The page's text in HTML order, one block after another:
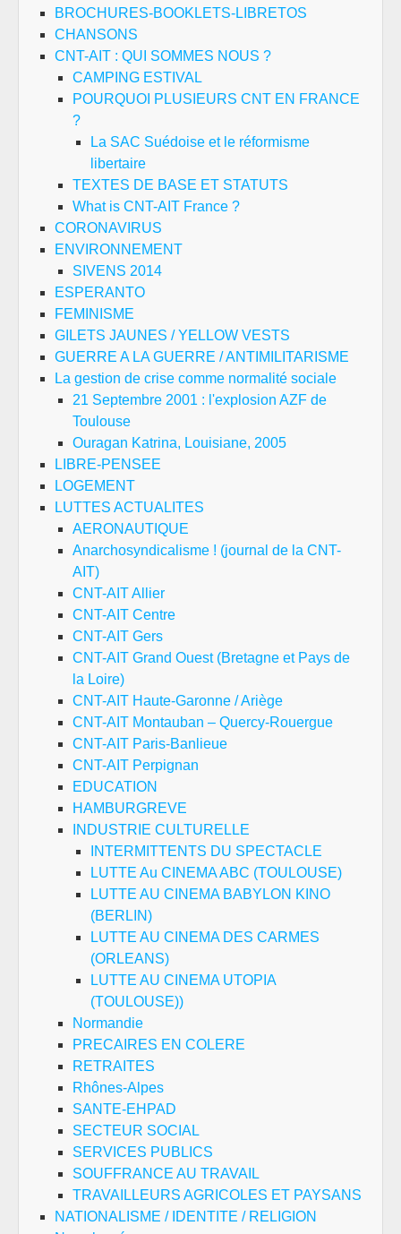
BROCHURES-BOOKLETS-LIBRETOS
CHANSONS
CNT-AIT : QUI SOMMES NOUS ?
CAMPING ESTIVAL
POURQUOI PLUSIEURS CNT EN FRANCE
?
La SAC Suédoise et le réformisme
libertaire
TEXTES DE BASE ET STATUTS
What is CNT-AIT France ?
CORONAVIRUS
ENVIRONNEMENT
SIVENS 2014
ESPERANTO
FEMINISME
GILETS JAUNES / YELLOW VESTS
GUERRE A LA GUERRE / ANTIMILITARISME
La gestion de crise comme normalité sociale
21 Septembre 2001 : l'explosion AZF de
Toulouse
Ouragan Katrina, Louisiane, 2005
LIBRE-PENSEE
LOGEMENT
LUTTES ACTUALITES
AERONAUTIQUE
Anarchosyndicalisme ! (journal de la CNT-
AIT)
CNT-AIT Allier
CNT-AIT Centre
CNT-AIT Gers
CNT-AIT Grand Ouest (Bretagne et Pays de
la Loire)
CNT-AIT Haute-Garonne / Ariège
CNT-AIT Montauban – Quercy-Rouergue
CNT-AIT Paris-Banlieue
CNT-AIT Perpignan
EDUCATION
HAMBURGREVE
INDUSTRIE CULTURELLE
INTERMITTENTS DU SPECTACLE
LUTTE Au CINEMA ABC (TOULOUSE)
LUTTE AU CINEMA BABYLON KINO
(BERLIN)
LUTTE AU CINEMA DES CARMES
(ORLEANS)
LUTTE AU CINEMA UTOPIA
(TOULOUSE))
Normandie
PRECAIRES EN COLERE
RETRAITES
Rhônes-Alpes
SANTE-EHPAD
SECTEUR SOCIAL
SERVICES PUBLICS
SOUFFRANCE AU TRAVAIL
TRAVAILLEURS AGRICOLES ET PAYSANS
NATIONALISME / IDENTITE / RELIGION